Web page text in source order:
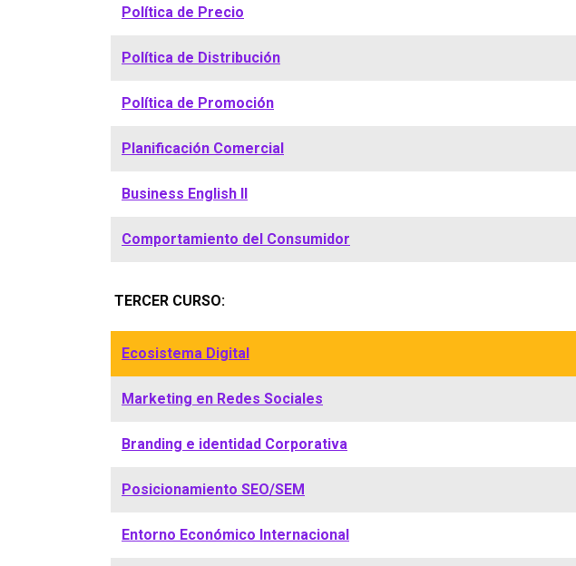
Política de Precio
Política de Distribución
Política de Promoción
Planificación Comercial
Business English II
Comportamiento del Consumidor
TERCER CURSO:
Ecosistema Digital
Marketing en Redes Sociales
Branding e identidad Corporativa
Posicionamiento SEO/SEM
Entorno Económico Internacional